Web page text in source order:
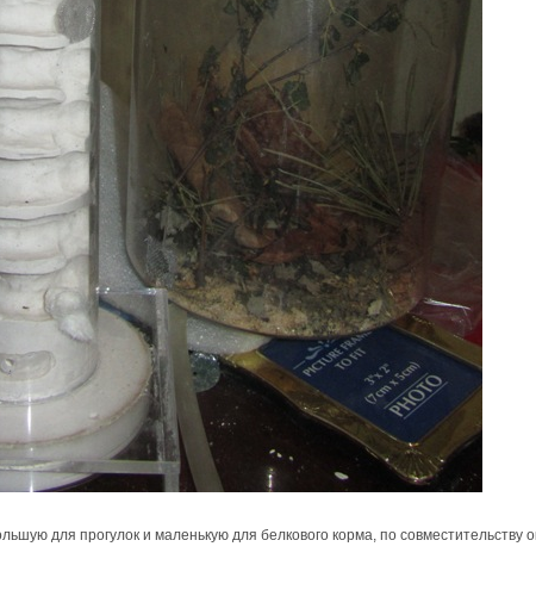
для прогулок и маленькую для белкового корма, по